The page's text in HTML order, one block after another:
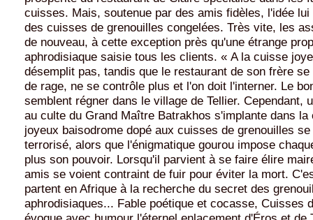
cuisses. Mais, soutenue par des amis fidèles, l'idée
des cuisses de grenouilles congelées. Très vite, les
de nouveau, à cette exception près qu'une étrange
aphrodisiaque saisie tous les clients. « A la cuisse
désemplit pas, tandis que le restaurant de son frère
de rage, ne se contrôle plus et l'on doit l'interner. Le
semblent régner dans le village de Tellier. Cependant,
au culte du Grand Maître Batrakhos s'implante dans la
joyeux baisodrome dopé aux cuisses de grenouilles
terrorisé, alors que l'énigmatique gourou impose
plus son pouvoir. Lorsqu'il parvient à se faire élire
amis se voient contraint de fuir pour éviter la mort.
partent en Afrique à la recherche du secret des
aphrodisiaques... Fable poétique et cocasse, Cuisses